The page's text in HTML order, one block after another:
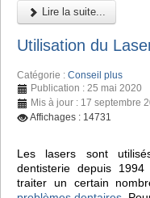
Lire la suite...
Utilisation du
Catégorie : Conseil plus
Publication : 25 mai 2020
Mis à jour : 17 septembre
Affichages : 14731
Les lasers sont
dentisterie depuis 1994
traiter un certain